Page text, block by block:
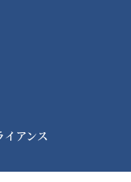
アンス